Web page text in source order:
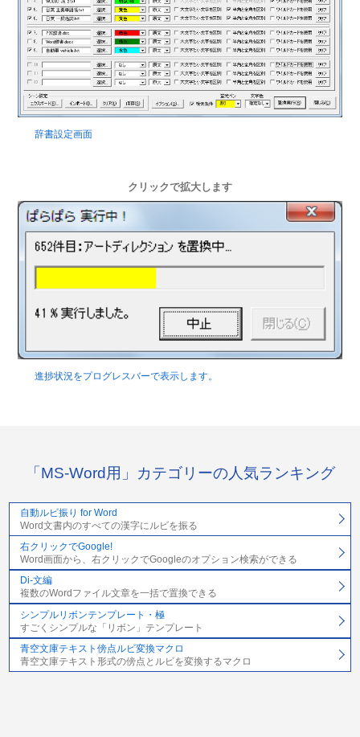
辞書設定画面
クリックで拡大します
進捗状況をプログレスバーで表示します。
「MS-Word用」カテゴリーの人気ランキング
自動ルビ振り for Word
Word文書内のすべての漢字にルビを振る
右クリックでGoogle!
Word画面から、右クリックでGoogleのオプション検索ができる
Di-文編
複数のWordファイル文章を一括で置換できる
シンプルリボンテンプレート・極
すごくシンプルな「リボン」テンプレート
青空文庫テキスト傍点ルビ変換マクロ
青空文庫テキスト形式の傍点とルビを変換するマクロ